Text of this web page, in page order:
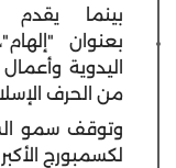
بينما يقدم
بعنوان
اليدوية
من الحرف
وتوقف سمو
لكسمبورج